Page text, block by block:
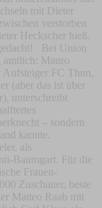
mit Dieter
verstorben
Heckscher hieß.
Bei Union
amtlich: Mauro
FC Thun,
(aber das ist über
unterschreibt
– sondern
kannte.
als
Baumgart. Für die
Frauen-
Zuschauer, beste
Matteo Raab mit